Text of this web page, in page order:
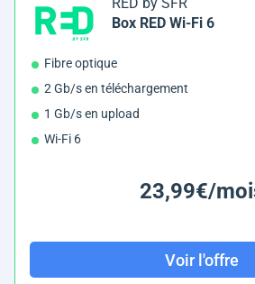
Box RED Wi-Fi 6
Fibre optique
2 Gb/s en téléchargement
1 Gb/s en upload
Wi-Fi 6
23,99€/
Voir l'offre